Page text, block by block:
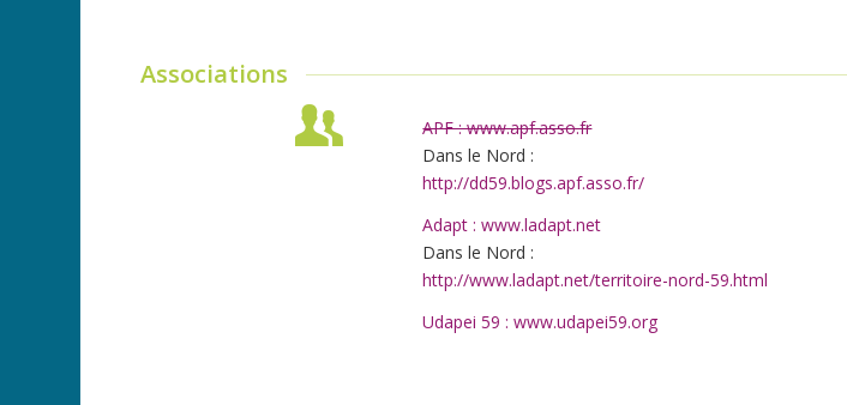
Associations
APF : www.apf.asso.fr
Dans le Nord :
http://dd59.blogs.apf.asso.fr/
Adapt : www.ladapt.net
Dans le Nord :
http://www.ladapt.net/territoire-nord-59.html
Udapei 59 : www.udapei59.org